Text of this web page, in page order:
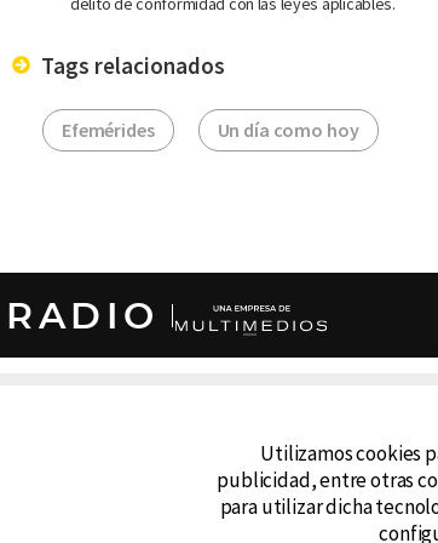
Tags relacionados
Efemérides Un día como hoy
RADIO
cualquier medio electrónico o magnético.Utilizamos cookies
publicidad, entre otras
para utilizar dicha